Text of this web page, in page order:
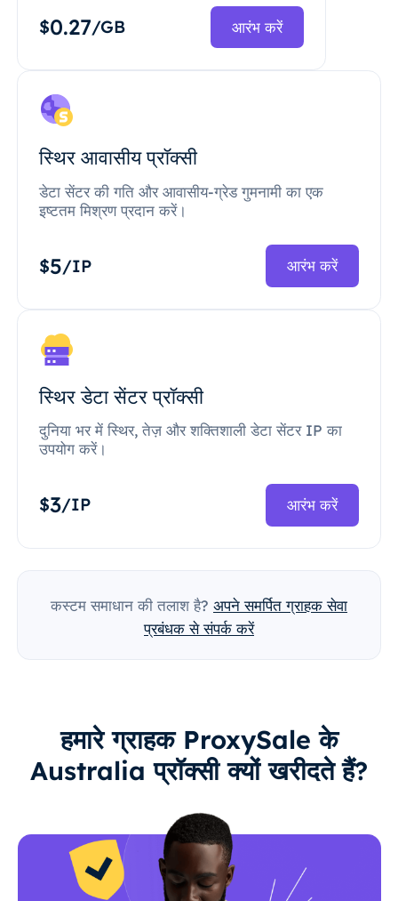
$0.27/GB आरंभ करें
स्थिर आवासीय प्रॉक्सी
डेटा सेंटर की गति और आवासीय-ग्रेड गुमनामी का एक
इष्टतम मिश्रण प्रदान करें।
$5/IP आरंभ करें
स्थिर डेटा सेंटर प्रॉक्सी
दुनिया भर में स्थिर, तेज़ और शक्तिशाली डेटा सेंटर IP का
उपयोग करें।
$3/IP आरंभ करें
कस्टम समाधान की तलाश है? अपने समर्पित ग्राहक सेवा
प्रबंधक से संपर्क करें
हमारे ग्राहक ProxySale के
Australia प्रॉक्सी क्यों खरीदते हैं?